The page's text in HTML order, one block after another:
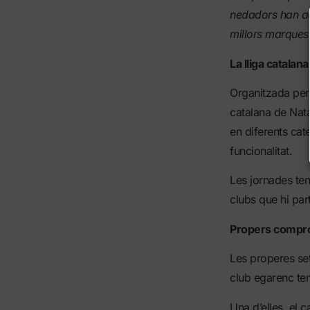
nedadors han
millors
La lliga
Organitzada
catalana de
en diferents
funcionalitat.
Les jornades
clubs que hi
Propers
Les properes
club egarenc
Una d’elles, el